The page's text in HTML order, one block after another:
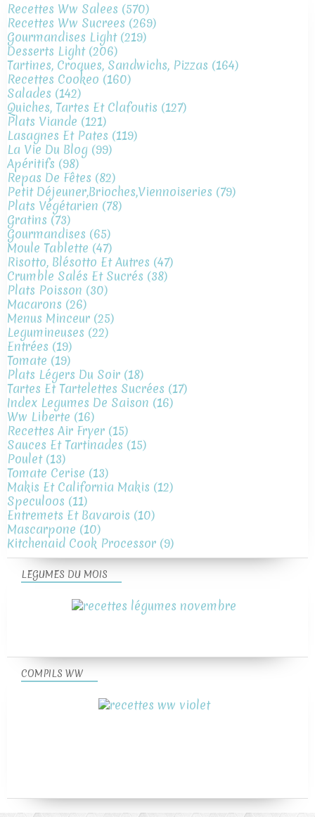
Recettes Ww Salees (570)
Recettes Ww Sucrees (269)
Gourmandises Light(219)
Desserts Light(206)
Tartines, Croques, Sandwichs, Pizzas (164)
Recettes Cookeo (160)
Salades (142)
Quiches, Tartes Et Clafoutis (127)
Plats Viande (121)
Lasagnes Et Pates (119)
La Vie Du Blog (99)
Apéritifs (98)
Repas De Fêtes (82)
Petit Déjeuner,brioches,viennoiseries (79)
Plats Végétarien (78)
Gratins (73)
Gourmandises (65)
Moule Tablette (47)
Risotto, Blésotto Et Autres (47)
Crumble Salés Et Sucrés (38)
Plats Poisson (30)
Macarons (26)
Menus Minceur (25)
Legumineuses (22)
Entrées (19)
Tomate (19)
Plats Légers Du Soir (18)
Tartes Et Tartelettes Sucrées (17)
Index Legumes De Saison (16)
Ww Liberte (16)
Recettes Air Fryer (15)
Sauces Et Tartinades (15)
Poulet(13)
Tomate Cerise (13)
Makis Et California Makis (12)
Speculoos (11)
Entremets Et Bavarois (10)
Mascarpone (10)
Kitchenaid Cook Processor (9)
LEGUMES DU MOIS
COMPILS WW